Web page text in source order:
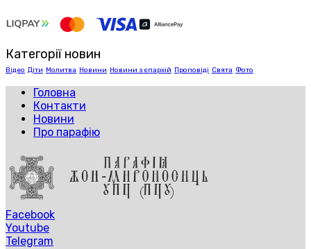
Категорії новин
Відео Діти Молитва Новини Новини з єпархій Проповіді Свята Фото
Головна
Контакти
Новини
Про парафію
Facebook
Youtube
Telegram